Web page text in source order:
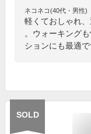
ネコネコ(40代・男性)
軽くておしゃれ
。ウォーキング
ションにも最適で
SOLD